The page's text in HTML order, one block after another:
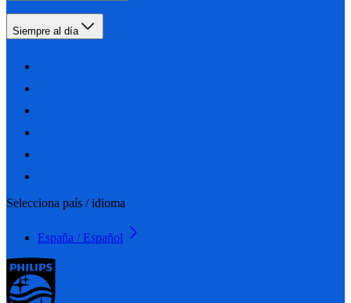
Siempre al día
Selecciona país / idioma
España / Español